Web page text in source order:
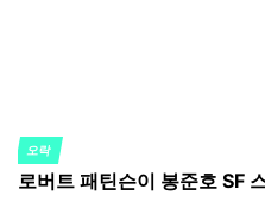
POSTED
IN
오락
로버트 패틴슨이 봉준호 SF